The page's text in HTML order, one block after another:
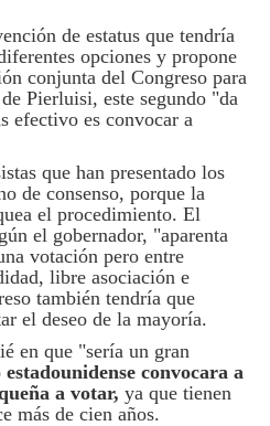
de estatus que tendría
opciones y propone
conjunta del Congreso para
Pierluisi, este segundo "da
efectivo es convocar a
que han presentado los
de consenso, porque la
el procedimiento. El
el gobernador, "aparenta
votación pero entre
libre asociación e
también tendría que
el deseo de la mayoría.
en que "sería un gran
estadounidense convocara a
a votar, ya que tienen
más de cien años.